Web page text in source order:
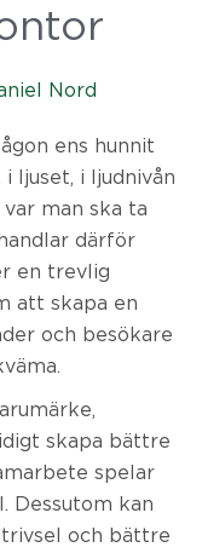
Nord
ens hunnit
ljuset, i ljudnivån
man ska ta
därför
en trevlig
att skapa en
och besökare
skapa bättre
spelar
Dessutom kan
och bättre